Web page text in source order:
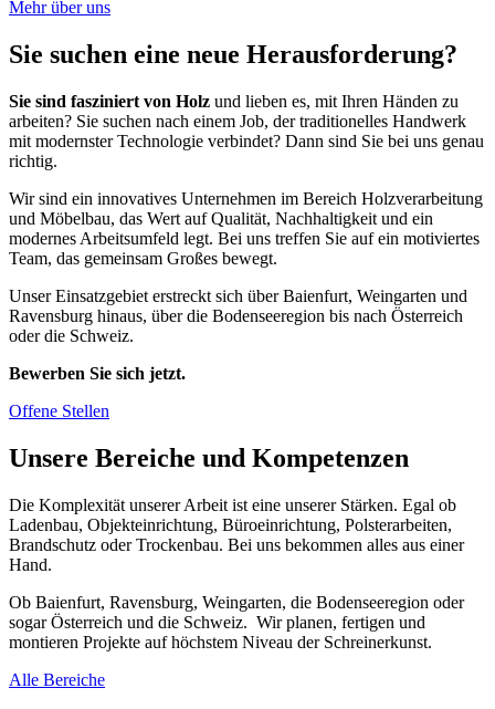
Mehr über uns
Sie suchen eine neue Herausforderung?
Sie sind fasziniert von Holz und lieben es, mit Ihren Händen zu
arbeiten? Sie suchen nach einem Job, der traditionelles Handwerk
mit modernster Technologie verbindet? Dann sind Sie bei uns genau
richtig.
Wir sind ein innovatives Unternehmen im Bereich Holzverarbeitung
und Möbelbau, das Wert auf Qualität, Nachhaltigkeit und ein
modernes Arbeitsumfeld legt. Bei uns treffen Sie auf ein motiviertes
Team, das gemeinsam Großes bewegt.
Unser Einsatzgebiet erstreckt sich über Baienfurt, Weingarten und
Ravensburg hinaus, über die Bodenseeregion bis nach Österreich
oder die Schweiz.
Bewerben Sie sich jetzt.
Offene Stellen
Unsere Bereiche und Kompetenzen
Die Komplexität unserer Arbeit ist eine unserer Stärken. Egal ob
Ladenbau, Objekteinrichtung, Büroeinrichtung, Polsterarbeiten,
Brandschutz oder Trockenbau. Bei uns bekommen alles aus einer
Hand.
Ob Baienfurt, Ravensburg, Weingarten, die Bodenseeregion oder
sogar Österreich und die Schweiz. Wir planen, fertigen und
montieren Projekte auf höchstem Niveau der Schreinerkunst.
Alle Bereiche